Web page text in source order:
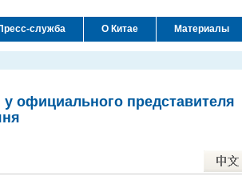
Español
عربي
служба О Китае Материалы
официального представителя